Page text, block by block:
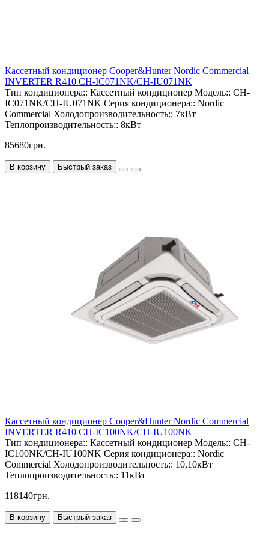
Кассетный кондиционер Cooper&Hunter Nordic Commercial
INVERTER R410 CH-IC071NK/CH-IU071NK
Тип кондиционера:: Кассетный кондиционер Модель:: CH-
IC071NK/CH-IU071NK Серия кондиционера:: Nordic
Commercial Холодопроизводительность:: 7кВт
Теплопроизводительность:: 8кВт
85680грн.
В корзину Быстрый заказ
Кассетный кондиционер Cooper&Hunter Nordic Commercial
INVERTER R410 CH-IC100NK/CH-IU100NK
Тип кондиционера:: Кассетный кондиционер Модель:: CH-
IC100NK/CH-IU100NK Серия кондиционера:: Nordic
Commercial Холодопроизводительность:: 10,10кВт
Теплопроизводительность:: 11кВт
118140грн.
В корзину Быстрый заказ